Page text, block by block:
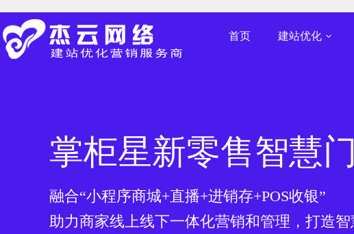
首页 建站优化
掌柜星新零售智慧
融合“小程序商城+直播+进销存+POS收银”
助力商家线上线下一体化营销和管理，打造智